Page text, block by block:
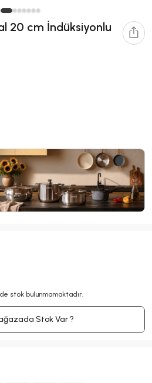
20 cm İndüksiyonlu
stok bulunmamaktadır.
Stok Var ?